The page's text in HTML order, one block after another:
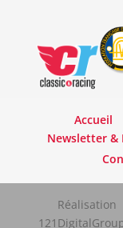
Accueil
Newsletter &
Réalisation